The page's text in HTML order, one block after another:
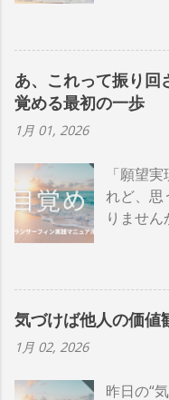
の波（
方です。
れません
は、現
りすぎて
ィンの本
ランサ
ガイドブ
心のどこ
あ、これって振り回
覚める最初の一歩
1月 01, 2026
「願望
れど、思
りませ
く 「理
ンサーフ
想の未来
気づけば他人の価値
1月 02, 2026
昨日の“